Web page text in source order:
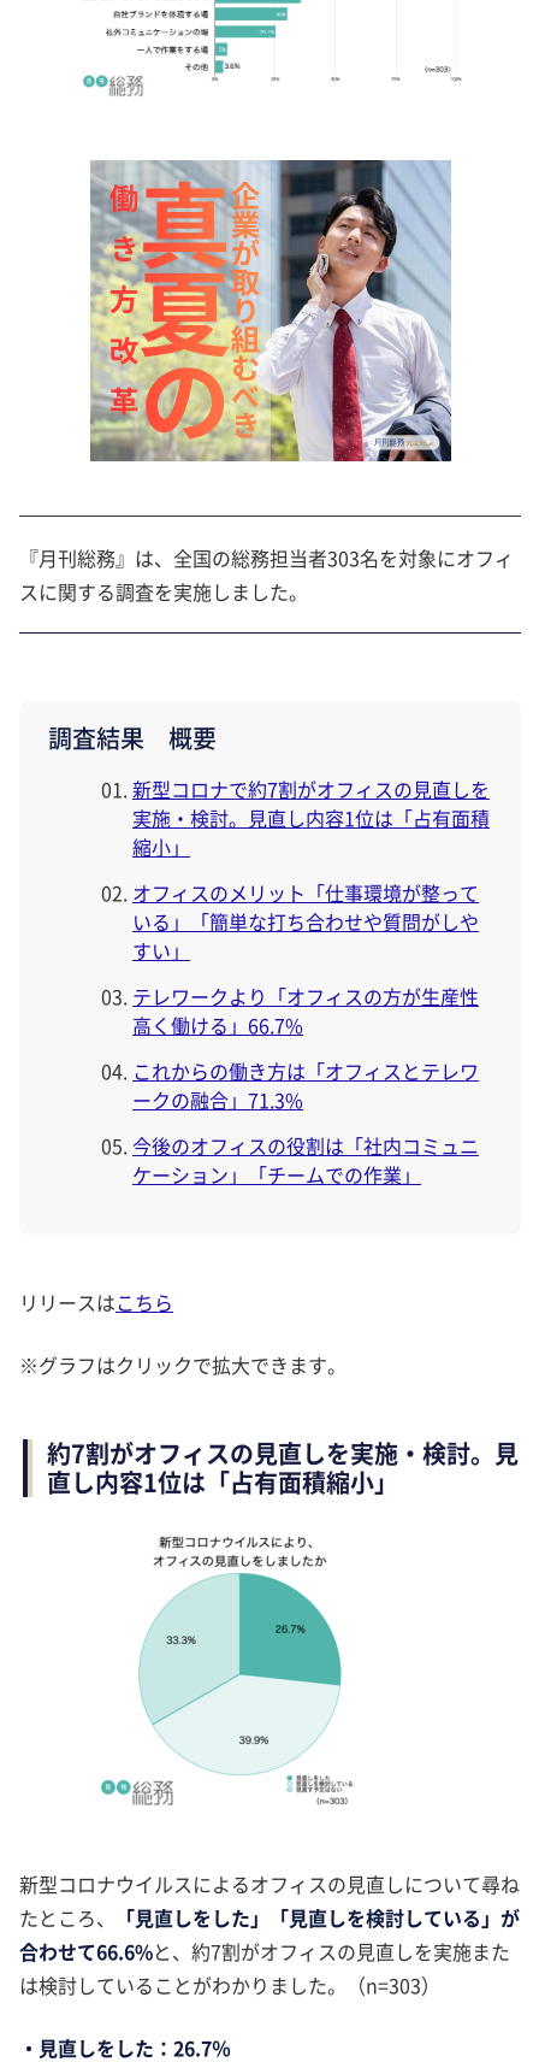
『月刊総務』は、全国の総務担当者303名を対象にオフィ
スに関する調査を実施しました。
調査結果 概要
新型コロナで約7割がオフィスの見直しを
実施・検討。見直し内容1位は「占有面積
縮小」
オフィスのメリット「仕事環境が整って
いる」「簡単な打ち合わせや質問がしや
すい」
テレワークより「オフィスの方が生産性
高く働ける」66.7%
これからの働き方は「オフィスとテレワ
ークの融合」71.3%
今後のオフィスの役割は「社内コミュニ
ケーション」「チームでの作業」
リリースはこちら
※グラフはクリックで拡大できます。
約7割がオフィスの見直しを実施・検討。見
直し内容1位は「占有面積縮小」
新型コロナウイルスによるオフィスの見直しについて尋ね
たところ、
「見直しをした」「見直しを検討している」が
合わせて66.6%と、約7割がオフィスの見直しを実施また
は検討していることがわかりました。（n=303）
・見直しをした：26.7％